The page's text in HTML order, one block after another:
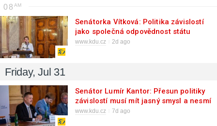
08
Senátorka Vítková: Politika závislostí
jako společná odpovědnost státu
www.kdu.cz 2d ago
Friday, Jul 31
Senátor Lumír Kantor: Přesun politiky
závislostí musí mít jasný smysl a nesmí
ohrozit dostupnost služeb
www.kdu.cz 7d ago